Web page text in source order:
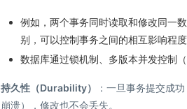
例如，两个事务同时读取和修改同一
别，可以控制事务之间的相互影响程度
数据库通过锁机制、多版本并发控制
持久性（Durability）
：一旦事务提交成
崩溃），修改也不会丢失。